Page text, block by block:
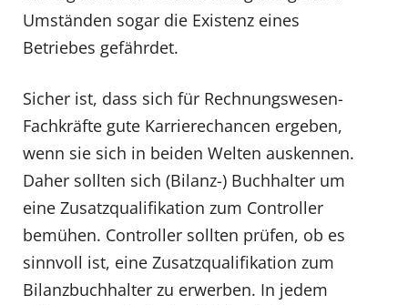
Umständen sogar die Existenz eines
Betriebes gefährdet.
Sicher ist, dass sich für Rechnungswesen-
Fachkräfte gute Karrierechancen ergeben,
wenn sie sich in beiden Welten auskennen.
Daher sollten sich (Bilanz-) Buchhalter um
eine Zusatzqualifikation zum Controller
bemühen. Controller sollten prüfen, ob es
sinnvoll ist, eine Zusatzqualifikation zum
Bilanzbuchhalter zu erwerben. In jedem